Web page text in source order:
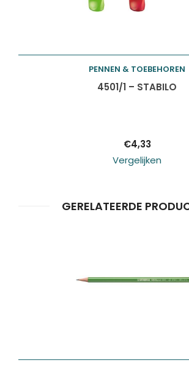
Toevoegen aan
PENNEN & TOEBEHOREN
4501/1 – STABILO
€4,33
Vergelijken
GERELATEERDE